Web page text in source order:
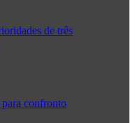
de três
confronto